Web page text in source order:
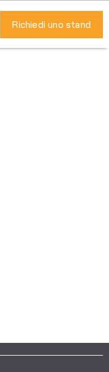
Richiedi uno stand